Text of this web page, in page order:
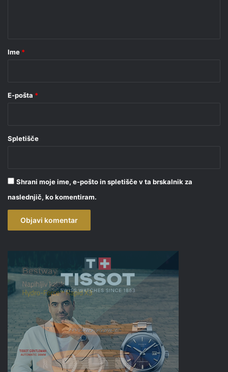
rIme *
E-pošta *
Spletišče
Shrani moje ime, e-pošto in spletišče v ta brskalnik za
naslednjič, ko komentiram.